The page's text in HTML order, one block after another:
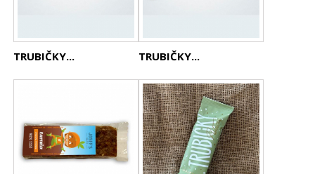
TRUBIČKY... TRUBIČKY...